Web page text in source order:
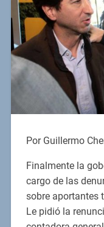
Por Guillermo
Finalmente la
cargo de las
sobre aportantes
Le pidió la